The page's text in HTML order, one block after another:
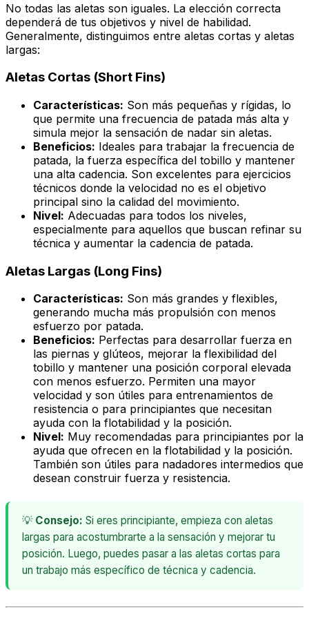
No todas las aletas son iguales. La elección correcta
dependerá de tus objetivos y nivel de habilidad.
Generalmente, distinguimos entre aletas cortas y aletas
largas:
Aletas Cortas (Short Fins)
Características: Son más pequeñas y rígidas, lo
que permite una frecuencia de patada más alta y
simula mejor la sensación de nadar sin aletas.
Beneficios: Ideales para trabajar la frecuencia de
patada, la fuerza específica del tobillo y mantener
una alta cadencia. Son excelentes para ejercicios
técnicos donde la velocidad no es el objetivo
principal sino la calidad del movimiento.
Nivel: Adecuadas para todos los niveles,
especialmente para aquellos que buscan refinar su
técnica y aumentar la cadencia de patada.
Aletas Largas (Long Fins)
Características: Son más grandes y flexibles,
generando mucha más propulsión con menos
esfuerzo por patada.
Beneficios: Perfectas para desarrollar fuerza en
las piernas y glúteos, mejorar la flexibilidad del
tobillo y mantener una posición corporal elevada
con menos esfuerzo. Permiten una mayor
velocidad y son útiles para entrenamientos de
resistencia o para principiantes que necesitan
ayuda con la flotabilidad y la posición.
Nivel: Muy recomendadas para principiantes por la
ayuda que ofrecen en la flotabilidad y la posición.
También son útiles para nadadores intermedios que
desean construir fuerza y resistencia.
💡 Consejo: Si eres principiante, empieza con aletas
largas para acostumbrarte a la sensación y mejorar tu
posición. Luego, puedes pasar a las aletas cortas para
un trabajo más específico de técnica y cadencia.